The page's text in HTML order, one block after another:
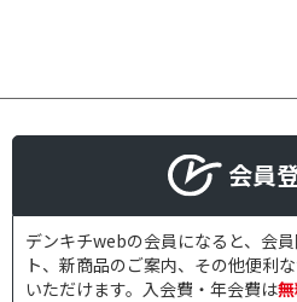
会員
デンキチwebの会員になると、会
ト、新商品のご案内、その他便利
いただけます。入会費・年会費は